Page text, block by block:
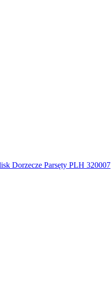
Dorzecze Parsęty PLH 320007